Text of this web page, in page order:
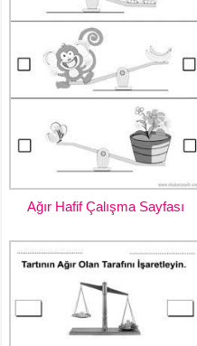
Ağır Hafif Çalışma Sayfası